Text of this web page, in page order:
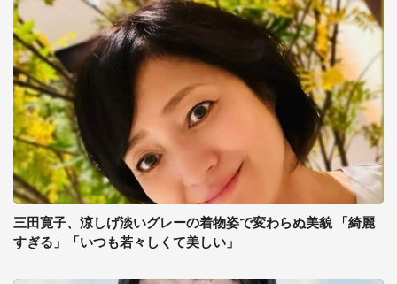
三田寛子、涼しげ淡いグレーの着物姿で変わらぬ美貌 「綺麗
すぎる」「いつも若々しくて美しい」